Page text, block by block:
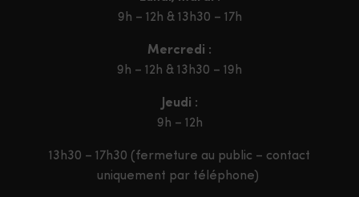
9h – 12h & 13h30 – 17h
Mercredi :
9h – 12h & 13h30 – 19h
Jeudi :
9h – 12h
13h30 – 17h30 (fermeture au public – contact
uniquement par téléphone)